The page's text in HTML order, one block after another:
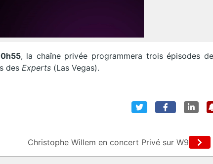
, la chaîne privée programmera trois épisodes
des Experts (Las Vegas).
Christophe Willem en concert Privé sur W9